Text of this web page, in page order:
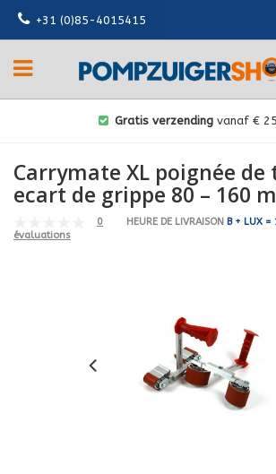
+31 (0)85-4015415
Gratis verzending vanaf €
Carrymate XL poignée
ecart de grippe 80 – 160
0
évaluations
HEURE DE LIVRAISON B + LUX =